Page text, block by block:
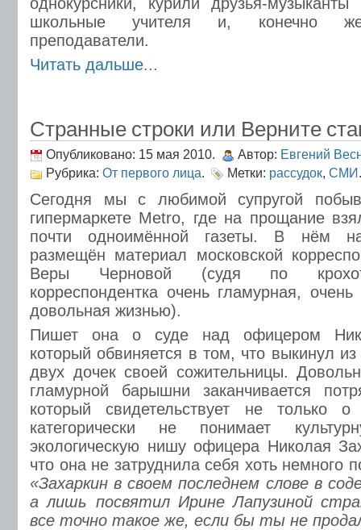
школьные учителя и, конечно же,
преподаватели.
Читать дальше...
Странные строки или Верните
Опубликовано: 15 мая 2010. Автор: Евгений
Рубрика: От первого лица. Метки: рассудок, СМИ.
Сегодня мы с любимой супругой
гипермаркете Metro, где на прощание
почти одноимённой газеты. В нём
размещён материал московской
Веры Черновой (судя по
корреспондентка очень гламурная,
довольная жизнью).
Пишет она о суде над офицером
который обвиняется в том, что выкинул
двух дочек своей сожительницы.
гламурной барышни заканчивается
который свидетельствует не только
категорически не понимает
экологическую нишу офицера Николая
что она не затруднила себя хоть немного
«Захаркин в своем последнем слове в
а лишь посвятил Ирине Лапузиной
все точно такое же, если бы ты не